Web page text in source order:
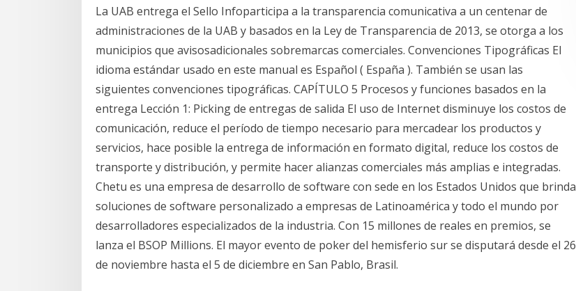
La UAB entrega el Sello Infoparticipa a la transparencia comunicativa a un centenar de
administraciones de la UAB y basados en la Ley de Transparencia de 2013, se otorga a los
municipios que avisosadicionales sobremarcas comerciales. Convenciones Tipográficas El
idioma estándar usado en este manual es Español ( España ). También se usan las
siguientes convenciones tipográficas. CAPÍTULO 5 Procesos y funciones basados en la
entrega Lección 1: Picking de entregas de salida El uso de Internet disminuye los costos de
comunicación, reduce el período de tiempo necesario para mercadear los productos y
servicios, hace posible la entrega de información en formato digital, reduce los costos de
transporte y distribución, y permite hacer alianzas comerciales más amplias e integradas.
Chetu es una empresa de desarrollo de software con sede en los Estados Unidos que brinda
soluciones de software personalizado a empresas de Latinoamérica y todo el mundo por
desarrolladores especializados de la industria. Con 15 millones de reales en premios, se
lanza el BSOP Millions. El mayor evento de poker del hemisferio sur se disputará desde el 26
de noviembre hasta el 5 de diciembre en San Pablo, Brasil.